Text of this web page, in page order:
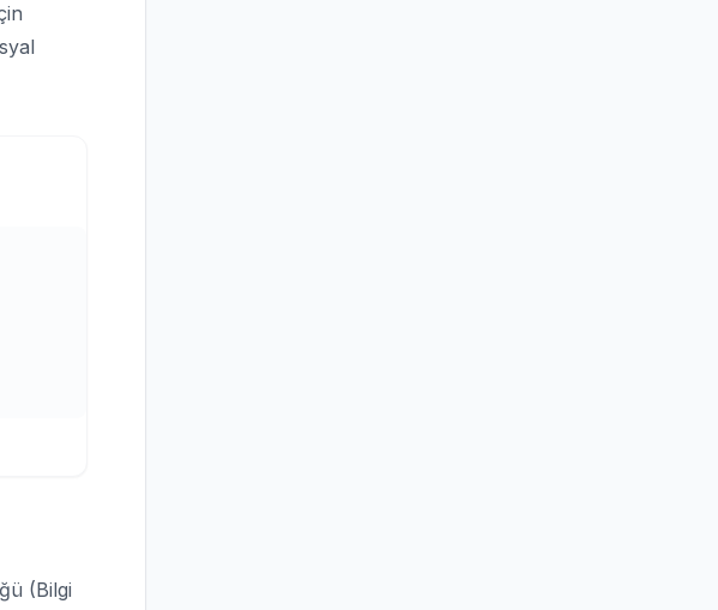
(Bilgi